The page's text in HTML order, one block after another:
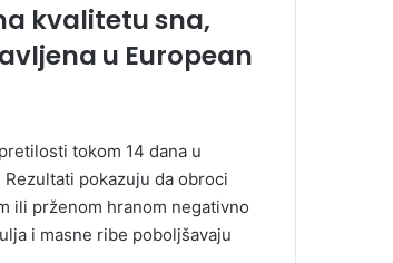
kvalitetu sna,
u European
tokom 14 dana u
pokazuju da obroci
ili prženom hranom negativno
i masne ribe poboljšavaju